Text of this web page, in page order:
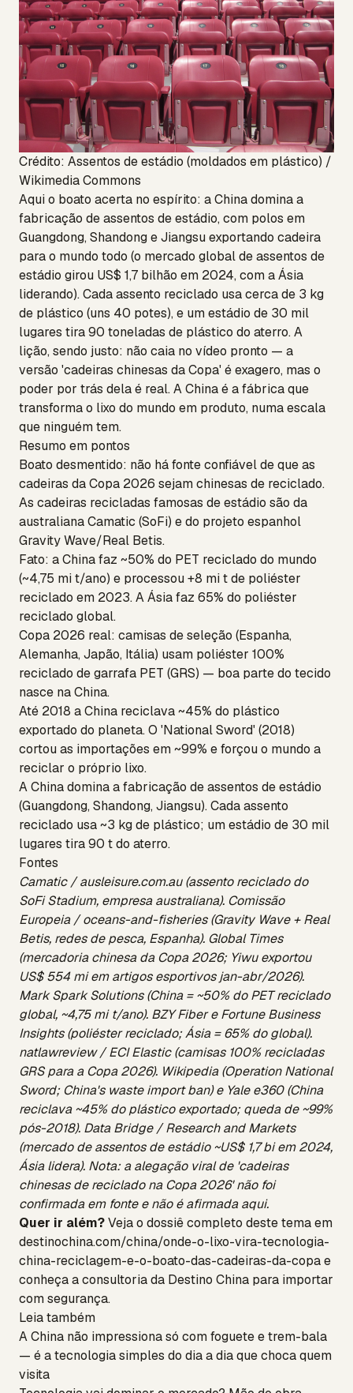
Crédito: Assentos de estádio (moldados em plástico) /
Wikimedia Commons
Aqui o boato acerta no espírito: a China domina a
fabricação de assentos de estádio, com polos em
Guangdong, Shandong e Jiangsu exportando cadeira
para o mundo todo (o mercado global de assentos de
estádio girou US$ 1,7 bilhão em 2024, com a Ásia
liderando). Cada assento reciclado usa cerca de 3 kg
de plástico (uns 40 potes), e um estádio de 30 mil
lugares tira 90 toneladas de plástico do aterro. A
lição, sendo justo: não caia no vídeo pronto — a
versão 'cadeiras chinesas da Copa' é exagero, mas o
poder por trás dela é real. A China é a fábrica que
transforma o lixo do mundo em produto, numa escala
que ninguém tem.
Resumo em pontos
Boato desmentido: não há fonte confiável de que as
cadeiras da Copa 2026 sejam chinesas de reciclado.
As cadeiras recicladas famosas de estádio são da
australiana Camatic (SoFi) e do projeto espanhol
Gravity Wave/Real Betis.
Fato: a China faz ~50% do PET reciclado do mundo
(~4,75 mi t/ano) e processou +8 mi t de poliéster
reciclado em 2023. A Ásia faz 65% do poliéster
reciclado global.
Copa 2026 real: camisas de seleção (Espanha,
Alemanha, Japão, Itália) usam poliéster 100%
reciclado de garrafa PET (GRS) — boa parte do tecido
nasce na China.
Até 2018 a China reciclava ~45% do plástico
exportado do planeta. O 'National Sword' (2018)
cortou as importações em ~99% e forçou o mundo a
reciclar o próprio lixo.
A China domina a fabricação de assentos de estádio
(Guangdong, Shandong, Jiangsu). Cada assento
reciclado usa ~3 kg de plástico; um estádio de 30 mil
lugares tira 90 t do aterro.
Fontes
Camatic / ausleisure.com.au (assento reciclado do
SoFi Stadium, empresa australiana). Comissão
Europeia / oceans-and-fisheries (Gravity Wave + Real
Betis, redes de pesca, Espanha). Global Times
(mercadoria chinesa da Copa 2026; Yiwu exportou
US$ 554 mi em artigos esportivos jan-abr/2026).
Mark Spark Solutions (China = ~50% do PET reciclado
global, ~4,75 mi t/ano). BZY Fiber e Fortune Business
Insights (poliéster reciclado; Ásia = 65% do global).
natlawreview / ECI Elastic (camisas 100% recicladas
GRS para a Copa 2026). Wikipedia (Operation National
Sword; China's waste import ban) e Yale e360 (China
reciclava ~45% do plástico exportado; queda de ~99%
pós-2018). Data Bridge / Research and Markets
(mercado de assentos de estádio ~US$ 1,7 bi em 2024,
Ásia lidera). Nota: a alegação viral de 'cadeiras
chinesas de reciclado na Copa 2026' não foi
confirmada em fonte e não é afirmada aqui.
Quer ir além?Veja o dossiê completo deste tema em
destinochina.com/china/onde-o-lixo-vira-tecnologia-
china-reciclagem-e-o-boato-das-cadeiras-da-copae
conheça aconsultoria da Destino China para importar
com segurança.
Leia também
A China não impressiona só com foguete e trem-bala
— é a tecnologia simples do dia a dia que choca quem
visita